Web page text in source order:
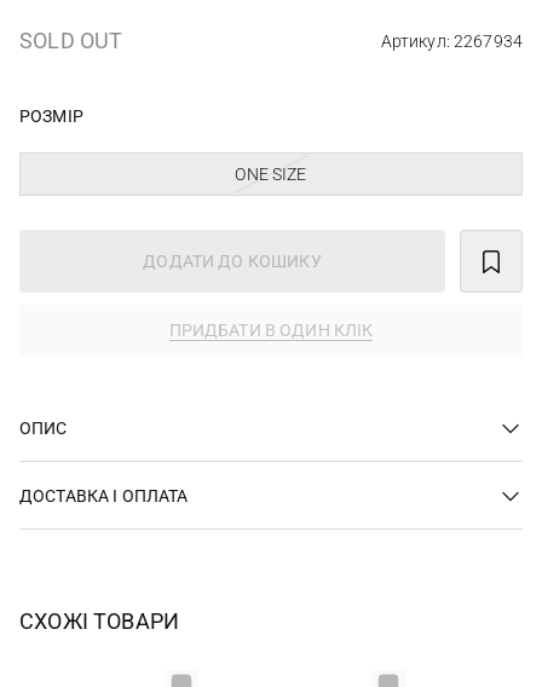
SOLD OUT Артикул: 2267934
РОЗМІР
ONE SIZE
ДОДАТИ ДО КОШИКУ
ПРИДБАТИ В ОДИН КЛІК
ОПИС
ДОСТАВКА І ОПЛАТА
СХОЖІ ТОВАРИ